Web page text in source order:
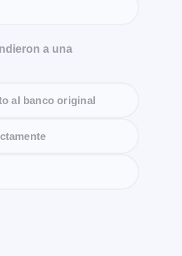
a una
al banco original